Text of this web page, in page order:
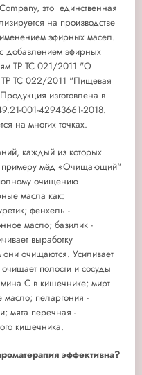
это единственная
на производстве
эфирных масел.
добавлением эфирных
ТР ТС 021/2011 "О
ТР ТС 022/2011 "Пищевая
изготовлена в
001-42943661-2018.
на многих точках.
каждый из которых
примеру мёд «Очищающий"
очищению
масла как:
фенхель -
масло; базилик -
выработку
они очищаются. Усиливает
полости и сосуды
С в кишечнике; мирт
масло; пеларгония -
мята перечная -
кишечника.
эффективна?